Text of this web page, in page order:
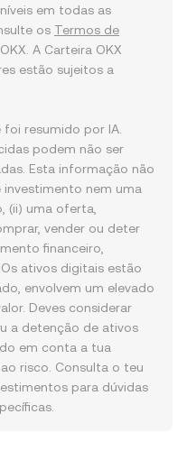
em todas as
os Termos de
A Carteira OKX
estão sujeitos a
resumido por IA.
podem não ser
Esta informação não
nem uma
(ii) uma oferta,
vender ou deter
financeiro,
ativos digitais estão
envolvem um elevado
Deves considerar
a detenção de ativos
em conta a tua
risco. Consulta o teu
para dúvidas